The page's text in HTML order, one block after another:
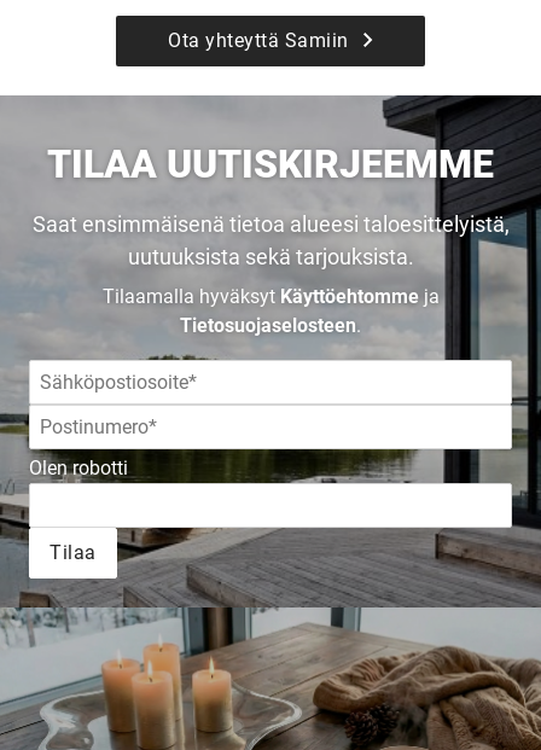
Ota yhteyttä Samiin
TILAA UUTISKIRJEEMME
Saat ensimmäisenä tietoa alueesi taloesittelyistä,
uutuuksista sekä tarjouksista.
Tilaamalla hyväksyt Käyttöehtommeja
Tietosuojaselosteen.
Olen robotti
Tilaa
UUSI
UNELMISTA
KODIKSI-
TALOKIRJA ON
JULKAISTU
Upea yli 200-sivuinen talokirja!